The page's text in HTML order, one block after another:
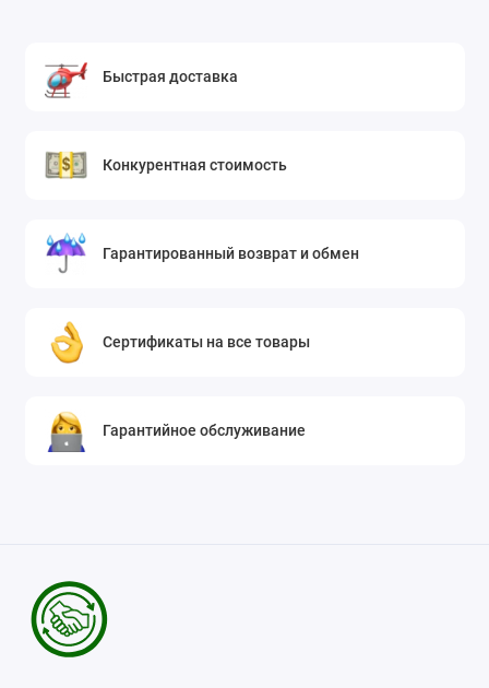
Быстрая доставка
Конкурентная стоимость
Гарантированный возврат и обмен
Сертификаты на все товары
Гарантийное обслуживание